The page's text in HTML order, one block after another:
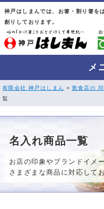
神戸はしまんでは、お箸・割り箸を
創りしております。
メ
有限会社 神戸はしまん > 飲食店の 印
覧
名入れ商品一覧
お店の印象やブランドイメ
さまざまな商品に対応して